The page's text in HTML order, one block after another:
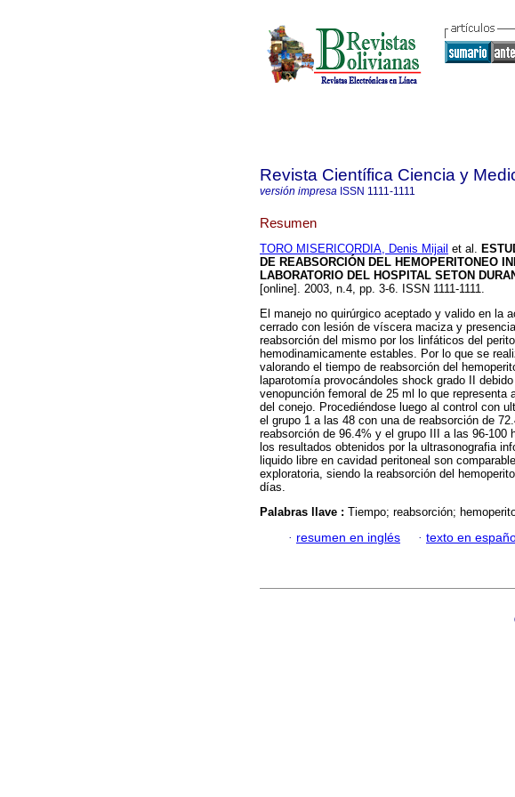
Revista Científica Ciencia y
versión impresa ISSN 1111-1111
Resumen
TORO MISERICORDIA, Denis Mijail et al.
DE REABSORCIÓN DEL HEMOPERITONEO
LABORATORIO DEL HOSPITAL SETON
[online]. 2003, n.4, pp. 3-6. ISSN 1111-1111.
El manejo no quirúrgico aceptado y valido en la
cerrado con lesión de víscera maciza y
reabsorción del mismo por los linfáticos del
hemodinamicamente estables. Por lo que se
valorando el tiempo de reabsorción del
laparotomía provocándoles shock grado II
venopunción femoral de 25 ml lo que representa
del conejo. Procediéndose luego al control con
el grupo 1 a las 48 con una de reabsorción de
reabsorción de 96.4% y el grupo III a las 96-100
los resultados obtenidos por la ultrasonografia
liquido libre en cavidad peritoneal son
exploratoria, siendo la reabsorción del
días.
Palabras llave : Tiempo; reabsorción;
· resumen en inglés · texto en